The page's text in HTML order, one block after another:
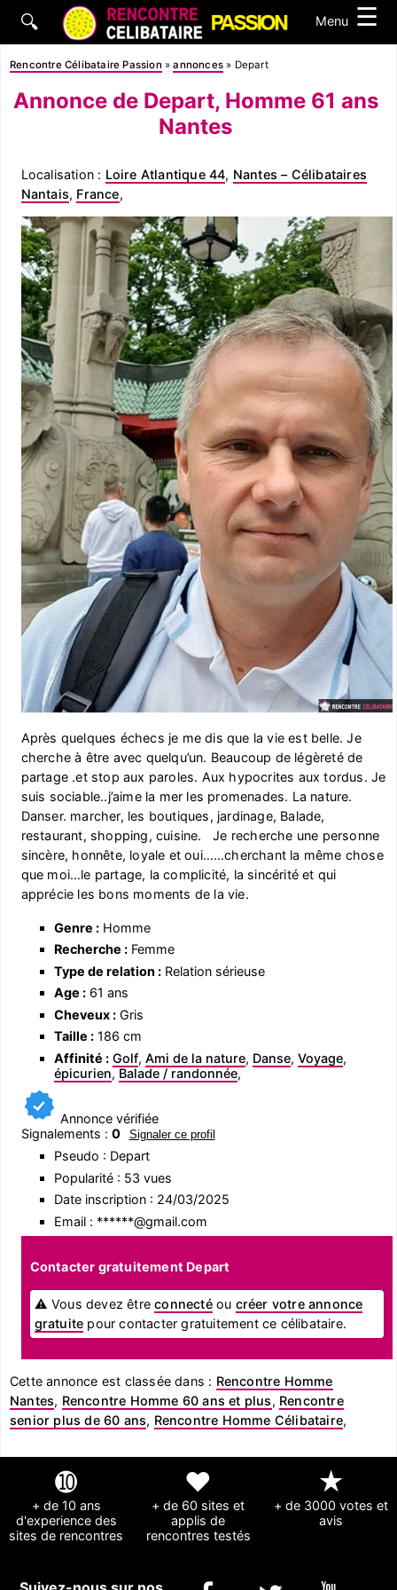
🔍 Menu ☰
Rencontre Célibataire Passion »annonces » Depart
Annonce de Depart, Homme 61 ans
Nantes
Localisation : Loire Atlantique 44, Nantes – Célibataires
Nantais, France,
Après quelques échecs je me dis que la vie est belle. Je
cherche à être avec quelqu’un. Beaucoup de légèreté de
partage .et stop aux paroles. Aux hypocrites aux tordus. Je
suis sociable..j’aime la mer les promenades. La nature.
Danser. marcher, les boutiques, jardinage, Balade,
restaurant, shopping, cuisine. Je recherche une personne
sincère, honnête, loyale et oui……cherchant la même chose
que moi…le partage, la complicité, la sincérité et qui
apprécie les bons moments de la vie.
Genre :Homme
Recherche :Femme
Type de relation :Relation sérieuse
Age :61 ans
Cheveux :Gris
Taille :186 cm
Affinité : Golf, Ami de la nature, Danse, Voyage,
épicurien, Balade / randonnée,
Annonce vérifiée
Signalements : 0 Signaler ce profil
Pseudo : Depart
Popularité : 53 vues
Date inscription : 24/03/2025
Email : ******@gmail.com
Contacter gratuitement Depart
⚠ Vous devez êtreconnectéou créer votre annonce
gratuite pour contacter gratuitement ce célibataire.
Cette annonce est classée dans : Rencontre Homme
Nantes, Rencontre Homme 60 ans et plus, Rencontre
senior plus de 60 ans, Rencontre Homme Célibataire,
➓
+ de 10 ans
d'experience des
sites de rencontres
❤
+ de 60 sites et
applis de
rencontres testés
★
+ de 3000 votes et
avis